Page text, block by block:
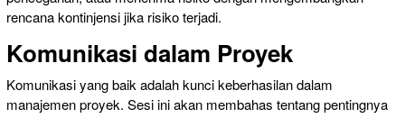
rencana kontinjensi jika risiko terjadi.
Komunikasi dalam Proyek
Komunikasi yang baik adalah kunci keberhasilan dalam
manajemen proyek. Sesi ini akan membahas tentang pentingnya